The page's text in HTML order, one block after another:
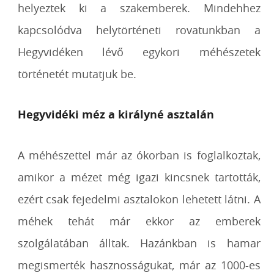
helyeztek ki a szakemberek. Mindehhez
kapcsolódva helytörténeti rovatunkban a
Hegyvidéken lévő egykori méhészetek
történetét mutatjuk be.
Hegyvidéki méz a királyné asztalán
A méhészettel már az ókorban is foglalkoztak,
amikor a mézet még igazi kincsnek tartották,
ezért csak fejedelmi asztalokon lehetett látni. A
méhek tehát már ekkor az emberek
szolgálatában álltak. Hazánkban is hamar
megismerték hasznosságukat, már az 1000-es